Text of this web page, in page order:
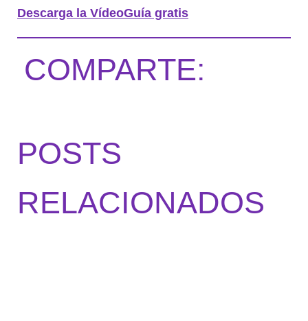
Descarga la VídeoGuía gratis
COMPARTE:
POSTS
RELACIONADOS